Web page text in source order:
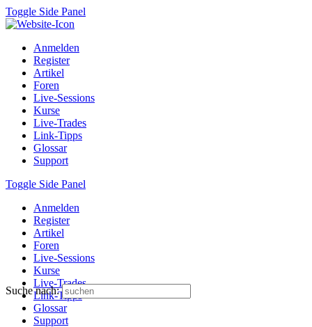
Toggle Side Panel
Anmelden
Register
Artikel
Foren
Live-Sessions
Kurse
Live-Trades
Link-Tipps
Glossar
Support
Toggle Side Panel
Anmelden
Register
Artikel
Foren
Live-Sessions
Kurse
Live-Trades
Link-Tipps
Glossar
Support
Suche nach: